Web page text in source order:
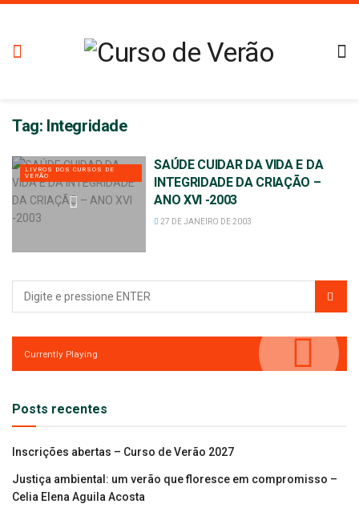
Tag: Integridade
LIVROS DOS CURSOS DE
VERÃO
SAÚDE CUIDAR DA VIDA E DA
INTEGRIDADE DA CRIAÇÃO –
ANO XVI -2003
27 DE JANEIRO DE 2003
Currently Playing
Posts recentes
Inscrições abertas – Curso de Verão 2027
Justiça ambiental: um verão que floresce em compromisso –
Celia Elena Aguila Acosta